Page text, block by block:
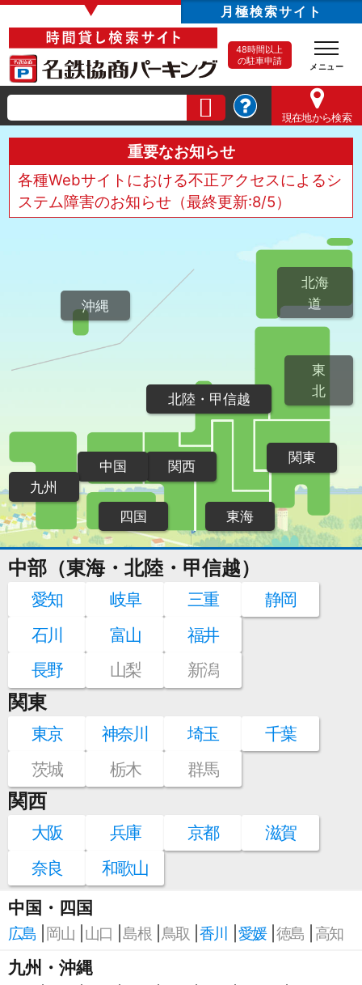
▼ 月極検索サイト
48時間以上
の駐車申請
現在地から検索
重要なお知らせ
各種Webサイトにおける不正アクセスによるシ
ステム障害のお知らせ（最終更新:8/5）
北海
道
東
北
関東
北陸・甲信越
東海
関西
中国
四国
九州
沖縄
中部（東海・北陸・甲信越）
愛知 岐阜 三重
静岡
石川
富山
福井
長野
山梨 新潟
関東
東京 神奈川 埼玉
千葉
茨城
栃木 群馬
関西
大阪 兵庫 京都
滋賀
奈良
和歌山
中国・四国
広島 岡山 山口 島根 鳥取 香川 愛媛 徳島 高知
九州・沖縄